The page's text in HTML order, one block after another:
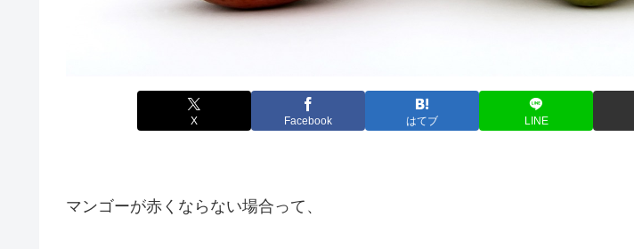
X Facebook はてブ LINE
マンゴーが赤くならない場合って、